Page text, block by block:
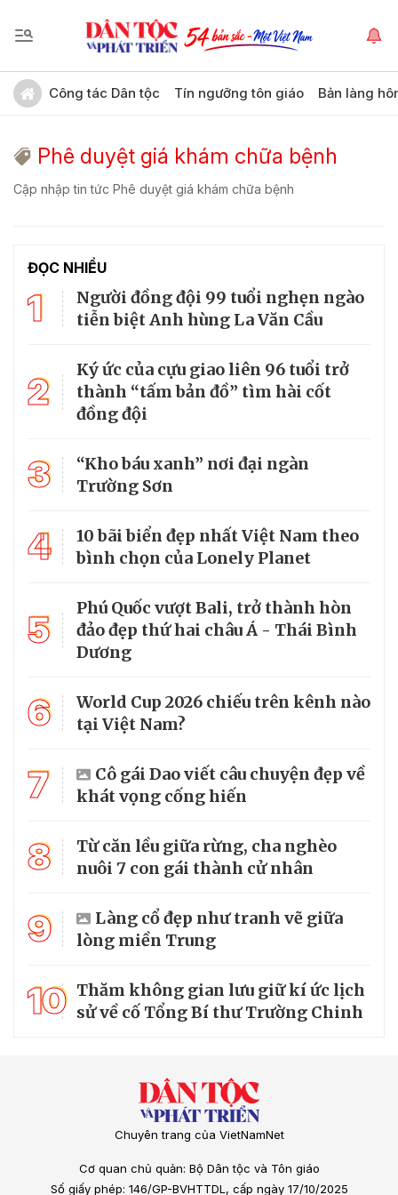
Công tác Dân tộc Tín ngưỡng tôn giáo Bản làng
Phê duyệt giá khám chữa bệnh
Cập nhập tin tức Phê duyệt giá khám chữa bệnh
ĐỌC NHIỀU
1
Người đồng đội 99 tuổi nghẹn ngào
tiễn biệt Anh hùng La Văn Cầu
2
Ký ức của cựu giao liên 96 tuổi trở
thành “tấm bản đồ” tìm hài cốt
đồng đội
3
“Kho báu xanh” nơi đại ngàn
Trường Sơn
4
10 bãi biển đẹp nhất Việt Nam theo
bình chọn của Lonely Planet
5
Phú Quốc vượt Bali, trở thành hòn
đảo đẹp thứ hai châu Á - Thái Bình
Dương
6
World Cup 2026 chiếu trên kênh nào
tại Việt Nam?
7
Cô gái Dao viết câu chuyện đẹp về
khát vọng cống hiến
8
Từ căn lều giữa rừng, cha nghèo
nuôi 7 con gái thành cử nhân
9
Làng cổ đẹp như tranh vẽ giữa
lòng miền Trung
10 Thăm không gian lưu giữ kí ức lịch
sử về cố Tổng Bí thư Trường Chinh
Chuyên trang của VietNamNet
Cơ quan chủ quản: Bộ Dân tộc và Tôn giáo
Số giấy phép: 146/GP-BVHTTDL, cấp ngày 17/10/2025